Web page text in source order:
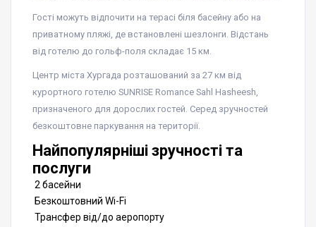
Гості можуть відпочити на терасі біля басейну або на
приватному пляжі, де встановлені шезлонги. Відстань
від готелю до гольф-поля складає 15 км.
Центр міста Хургада розташований за 27 км від
курортного готелю SUNRISE Romance Sahl Hasheesh,
призначеного для дорослих гостей. Серед зручностей
безкоштовне паркування на території.
Найпопулярніші зручності та
послуги
2 басейни
Безкоштовний Wi-Fi
Трансфер від/до аеропорту